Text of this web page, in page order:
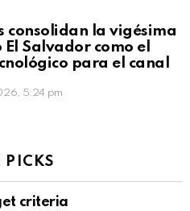
consolidan la vigésima
Salvador como el
para el canal
5:24 pm
PICKS
criteria